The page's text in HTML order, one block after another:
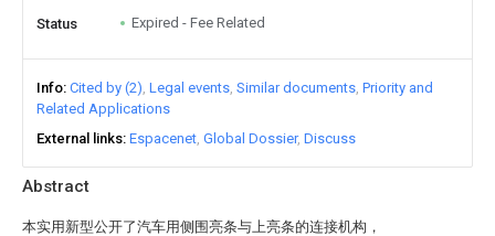
Abstract
本实用新型公开了汽车用侧围亮条与上亮条的连接机构，
Status Expired - Fee Related
Info Cited by (2) Legal events Similar documents Priority and
Related Applications
External links Espacenet Global Dossier Discuss